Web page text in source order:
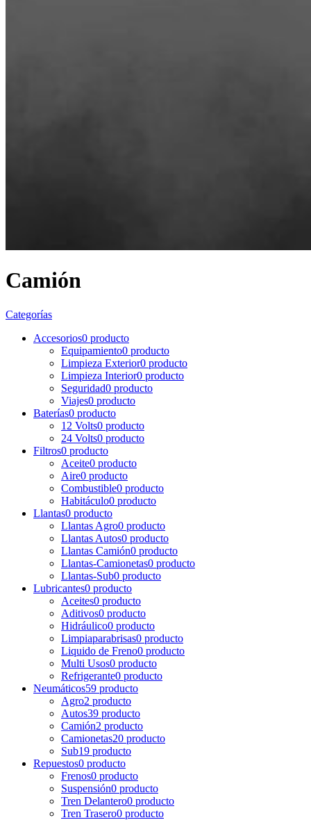
Camión
Categorías
Accesorios0 producto
Equipamiento0 producto
Limpieza Exterior0 producto
Limpieza Interior0 producto
Seguridad0 producto
Viajes0 producto
Baterías0 producto
12 Volts0 producto
24 Volts0 producto
Filtros0 producto
Aceite0 producto
Aire0 producto
Combustible0 producto
Habitáculo0 producto
Llantas0 producto
Llantas Agro0 producto
Llantas Autos0 producto
Llantas Camión0 producto
Llantas-Camionetas0 producto
Llantas-Sub0 producto
Lubricantes0 producto
Aceites0 producto
Aditivos0 producto
Hidráulico0 producto
Limpiaparabrisas0 producto
Liquido de Freno0 producto
Multi Usos0 producto
Refrigerante0 producto
Neumáticos59 producto
Agro2 producto
Autos39 producto
Camión2 producto
Camionetas20 producto
Sub19 producto
Repuestos0 producto
Frenos0 producto
Suspensión0 producto
Tren Delantero0 producto
Tren Trasero0 producto